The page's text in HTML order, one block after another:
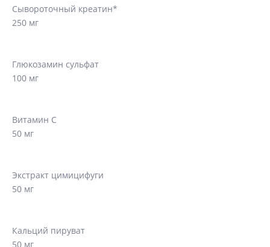
Сывороточный креатин*
250 мг
Глюкозамин сульфат
100 мг
Витамин С
50 мг
Экстракт цимицифуги
50 мг
Кальций пируват
50 мг